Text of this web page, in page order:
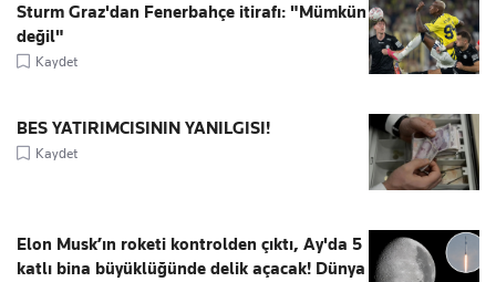
Sturm Graz'dan Fenerbahçe itirafı: "Mümkün
değil"
Kaydet
BES YATIRIMCISININ YANILGISI!
Kaydet
Elon Musk’ın roketi kontrolden çıktı, Ay'da 5
katlı bina büyüklüğünde delik açacak! Dünya